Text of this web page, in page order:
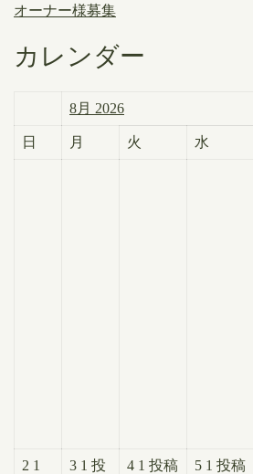
オーナー様募集
カレンダー
8月 2026
日 月 火 水
2 1
3 1 投
4 1 投稿
5 1 投稿